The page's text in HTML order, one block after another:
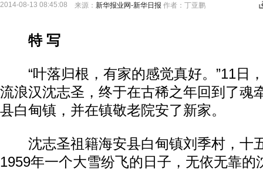
2014-08-13 08:45:08 来源： 新华报业网-新华日报 作者：丁亚鹏
特 写
“叶落归根，有家的感觉真好。”11日
流浪汉沈志圣，终于在古稀之年回到了
县白甸镇，并在镇敬老院安了新家。
沈志圣祖籍海安县白甸镇刘季村，十
1959年一个大雪纷飞的日子，无依无靠的